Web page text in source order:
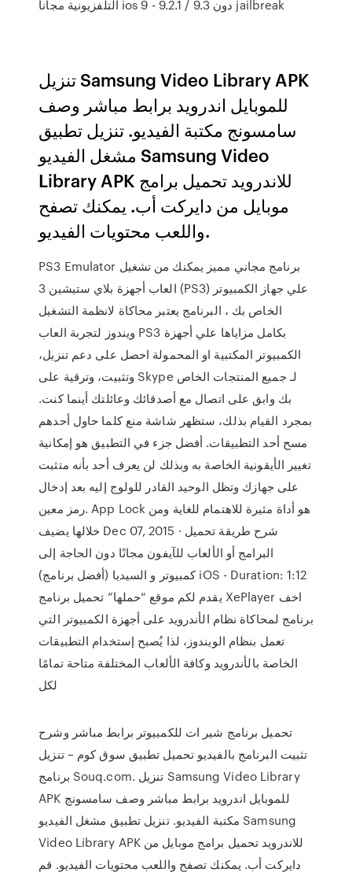
التلفزيونية مجانا ios 9 - 9.2.1 / 9.3 دون jailbreak
تنزيل Samsung Video Library APK
للموبايل اندرويد برابط مباشر وصف
سامسونج مكتبة الفيديو. تنزيل تطبيق
مشغل الفيديو Samsung Video
Library APK للاندرويد تحميل برامج
موبايل من دايركت أب. يمكنك تصفح
واللعب محتويات الفيديو.
PS3 Emulator برنامج مجاني مميز يمكنك من تشغيل
العاب أجهزة بلاي ستيشين 3 (PS3) علي جهاز الكمبيوتر
الخاص بك ، البرنامج يعتبر محاكاة لانظمة التشغيل
ويندوز لتجربة العاب PS3 بكامل مزاياها علي أجهزة
الكمبيوتر المكتبية او المحمولة احصل على دعم تنزيل،
وتثبيت، وترقية على Skype لـ جميع المنتجات الخاص
بك وابق على اتصال مع أصدقائك وعائلتك أينما كنت.
بمجرد القيام بذلك، ستظهر شاشة منع كلما حاول أحدهم
مسح أحد التطبيقات. أفضل جزء في التطبيق هو إمكانية
تغيير الأيقونية الخاصة به وبذلك لن يعرف أحد بأنه متثبت
على جهازك وتظل الوحيد القادر للولوج إليه بعد إدخال
رمز معين. App Lock هو أداة مثيرة للاهتمام للغاية ومن
خلالها يضيف Dec 07, 2015 · شرح طريقة تحميل
البرامج أو الألعاب للآيفون مجانًا دون الحاجة إلى
كمبيوتر و السيديا (أفضل برنامج) iOS - Duration: 1:12
يقدم لكم موقع “حملها” تحميل برنامج XePlayer اخف
برنامج لمحاكاة نظام الأندرويد على أجهزة الكمبيوتر التي
تعمل بنظام الويندوز، لذا يُصبح إستخدام التطبيقات
الخاصة بالأندرويد وكافة الألعاب المختلفة متاحة تمامًا
لكل
تحميل برنامج شير ات للكمبيوتر برابط مباشر وشرح
تثبيت البرنامج بالفيديو تحميل تطبيق سوق كوم – تنزيل
برنامج Souq.com. تنزيل Samsung Video Library
APK للموبايل اندرويد برابط مباشر وصف سامسونج
مكتبة الفيديو. تنزيل تطبيق مشغل الفيديو Samsung
Video Library APK للاندرويد تحميل برامج موبايل من
دايركت أب. يمكنك تصفح واللعب محتويات الفيديو. قم